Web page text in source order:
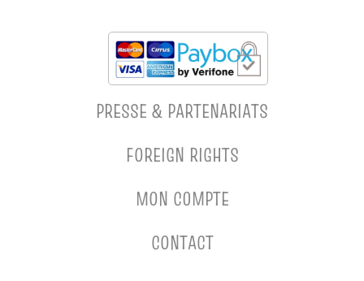
PRESSE & PARTENARIATS
FOREIGN RIGHTS
MON COMPTE
CONTACT